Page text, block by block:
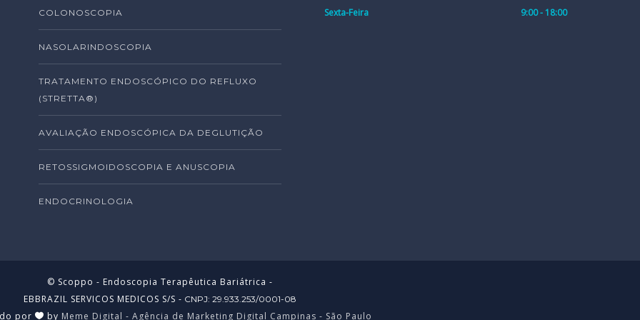
COLONOSCOPIA
NASOLARINDOSCOPIA
TRATAMENTO ENDOSCÓPICO DO REFLUXO
(STRETTA®)
AVALIAÇÃO ENDOSCÓPICA DA DEGLUTIÇÃO
RETOSSIGMOIDOSCOPIA E ANUSCOPIA
ENDOCRINOLOGIA
Sexta-Feira 9:00 - 18:00
© Scoppo - Endoscopia Terapêutica Bariátrica -
EBBRAZIL SERVICOS MEDICOS S/S - CNPJ: 29.933.253/0001-08
por by Meme Digital - Agência de Marketing Digital Campinas - São Paulo